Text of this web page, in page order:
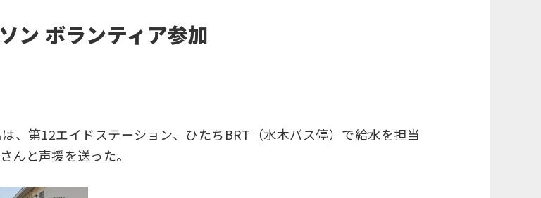
ン ボランティア参加
、第12エイドステーション、ひたちBRT（水木バス停）で給水を担当
んと声援を送った。